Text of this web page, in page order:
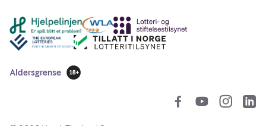
Andre lenker
Aldersgrense
18 år